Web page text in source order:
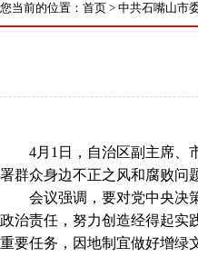
您当前的位置： 首页 > 中共石嘴山市
4月1日，自治区副主席、
署群众身边不正之风和腐败问
会议强调，要对党中央决
政治责任，努力创造经得起实
重要任务，因地制宜做好增绿